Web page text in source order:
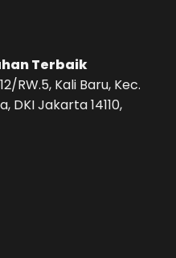
Terbaik
RW.5, Kali Baru, Kec.
DKI Jakarta 14110,